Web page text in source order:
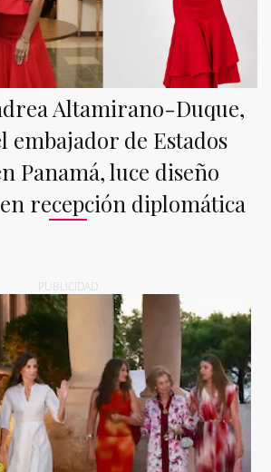
Altamirano-Duque,
embajador de Estados
Panamá, luce diseño
recepción diplomática
PUBLICIDAD